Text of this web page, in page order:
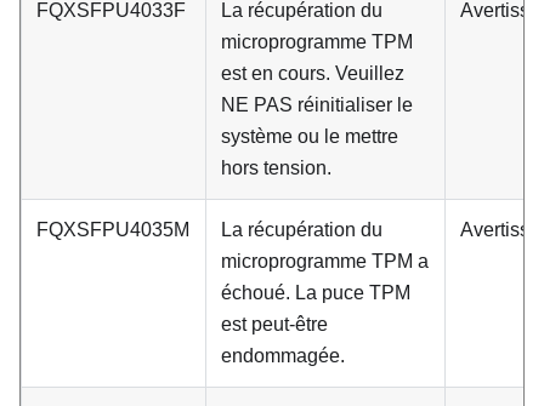
FQXSFPU4033F
La récupération du
microprogramme TPM
est en cours. Veuillez
NE PAS réinitialiser le
système ou le mettre
hors tension.
FQXSFPU4035M
La récupération du
microprogramme TPM a
échoué. La puce TPM
est peut-être
endommagée.